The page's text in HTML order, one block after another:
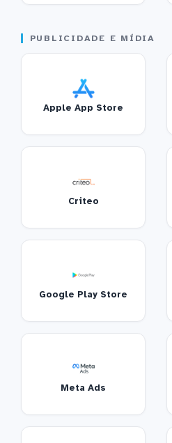
PUBLICIDADE E MÍDIA
Apple App Store
Criteo
Google Play Store
Meta Ads